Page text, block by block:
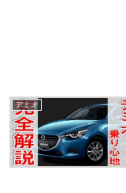
デミオ